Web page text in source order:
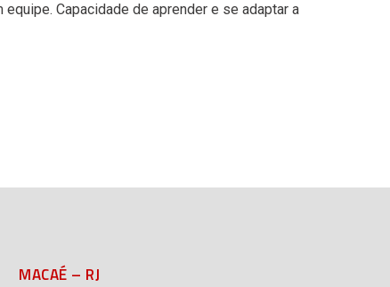
Capacidade de aprender e se adaptar a
MACAÉ – RJ